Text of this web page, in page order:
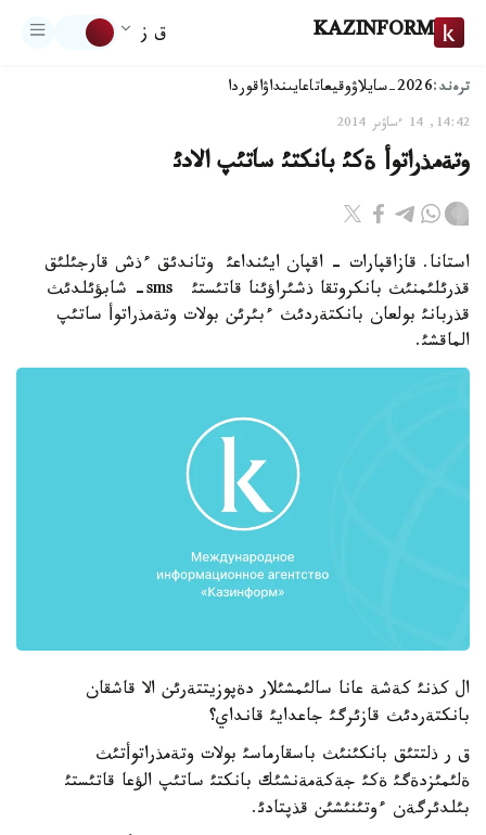
KAZINFORM ق ز
ترەند:2026-سايلاۋ وقيعاتاعايىنداۋاقوردا
14:42, 14 ءساۋىر 2014
وتةمذراتوأ ةكئ بانكتئ ساتئپ الادئ
استانا. قازاقپارات - اقپان ايئنداعئ وتاندئق ءذش قارجئلئق
قذرئلئمنئث بانكروتقا ذشئراؤئنا قاتئستئ sms- شابؤئلدئث
قذربانئ بولعان بانكتةردئث ءبئرئن بولات وتةمذراتوأ ساتئپ
الماقشئ.
ال كذنئ كةشة عانا سالئمشئلار دةپوزيتتةرئن الا قاشقان
بانكتةردئث قازئرگئ جاعدايئ قانداي؟
ق ر ذلتتئق بانكئنئث باسقارماسئ بولات وتةمذراتوأتئث
ةلئمئزدةگئ ةكئ جةكةمةنشئك بانكتئ ساتئپ الؤعا قاتئستئ
بئلدئرگةن ءوتئنئشئن قذپتادئ.